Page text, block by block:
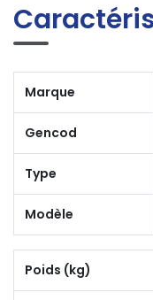
Marque
Gencod
Type
Modèle
Poids (kg)